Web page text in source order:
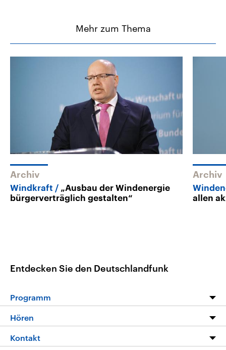
Mehr zum Thema
Archiv
Windkraft
„Ausbau der Windenergie
bürgerverträglich gestalten“
Archiv
allen
Entdecken Sie den Deutschlandfunk
Programm
Programm
Die Nachrichten
Hören
Livestream
Kontakt